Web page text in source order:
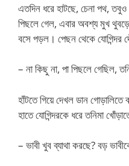
এতদিন ধরে হাটছে, চেনা পথ,
পিছলে গেল, এবার অবশ্য মুখ
বসে পড়ল। পেছন থেকে যোগিন্দর
– না কিছু না, পা পিছলে গেছিল,
হাঁটতে গিয়ে দেখল ডান
হাতে যোগিন্দরকে ধরে তনিমা
– ভাবী খুব ব্যাথা করছে? বড়